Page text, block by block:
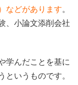
などがあります。
、小論文添削会社
学んだことを基に
というものです。